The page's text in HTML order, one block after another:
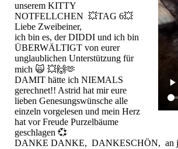
unserem KITTY
NOTFELLCHEN 💥TAG 6💥
Liebe Zweibeiner,
ich bin es, der DIDDI und ich bin
ÜBERWÄLTIGT von eurer
unglaublichen Unterstützung für
mich 🙀 💥🙌🫶
DAMIT hätte ich NIEMALS
gerechnet!! Astrid hat mir eure
lieben Genesungswünsche alle
einzeln vorgelesen und mein Herz
hat vor Freude Purzelbäume
geschlagen 💞
DANKE DANKE, DANKESCHÖN, an